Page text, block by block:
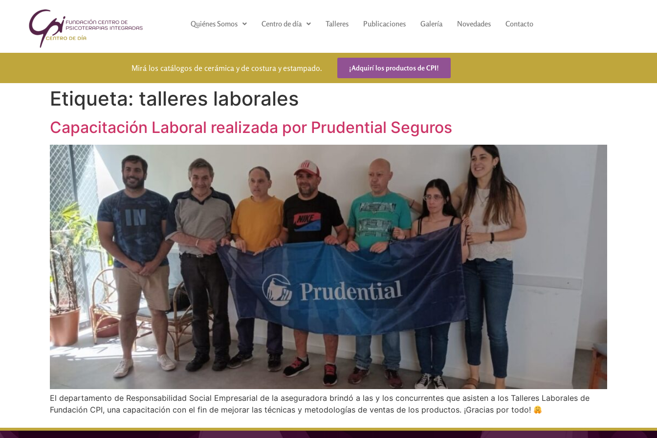
Quiénes Somos Centro de día Talleres Publicaciones Galería Novedades Contacto
Mirá los catálogos de cerámica y de costura y estampado. ¡Adquirí los productos de CPI!
Etiqueta: talleres laborales
Capacitación Laboral realizada por Prudential Seguros
El departamento de Responsabilidad Social Empresarial de la aseguradora brindó a las y los concurrentes que asisten a los Talleres Laborales de
Fundación CPI, una capacitación con el fin de mejorar las técnicas y metodologías de ventas de los productos. ¡Gracias por todo!